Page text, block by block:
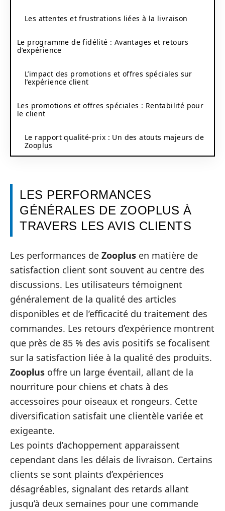
Les attentes et frustrations liées à la livraison
Le programme de fidélité : Avantages et retours
d’expérience
L’impact des promotions et offres spéciales sur
l’expérience client
Les promotions et offres spéciales : Rentabilité pour
le client
Le rapport qualité-prix : Un des atouts majeurs de
Zooplus
LES PERFORMANCES
GÉNÉRALES DE ZOOPLUS À
TRAVERS LES AVIS CLIENTS
Les performances de Zooplus en matière de
satisfaction client sont souvent au centre des
discussions. Les utilisateurs témoignent
généralement de la qualité des articles
disponibles et de l’efficacité du traitement des
commandes. Les retours d’expérience montrent
que près de 85 % des avis positifs se focalisent
sur la satisfaction liée à la qualité des produits.
Zooplus offre un large éventail, allant de la
nourriture pour chiens et chats à des
accessoires pour oiseaux et rongeurs. Cette
diversification satisfait une clientèle variée et
exigeante.
Les points d’achoppement apparaissent
cependant dans les délais de livraison. Certains
clients se sont plaints d’expériences
désagréables, signalant des retards allant
jusqu’à deux semaines pour une commande